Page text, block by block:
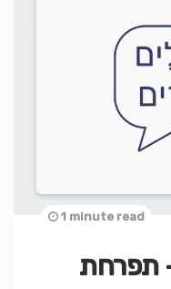
תפרחת
1 minute read